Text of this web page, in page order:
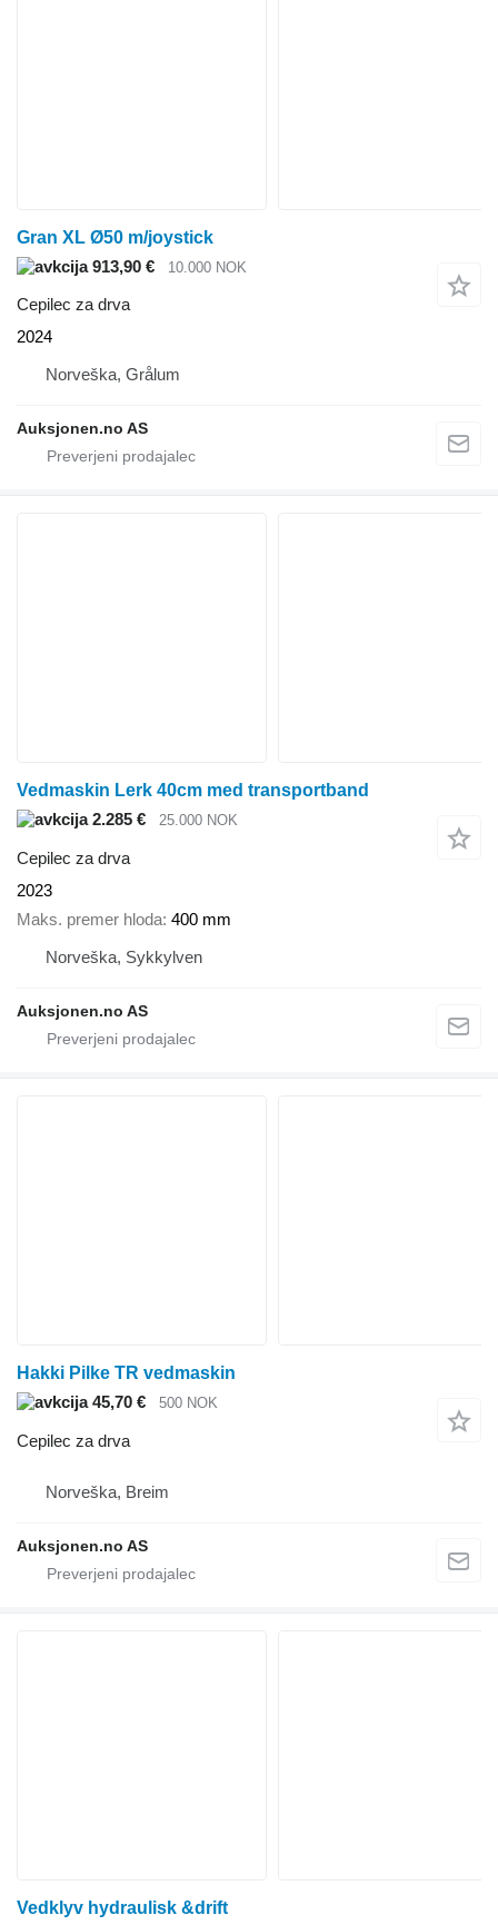
Gran XL Ø50 m/joystick
913,90 €
10.000 NOK
Cepilec za drva
2024
Norveška, Grålum
Auksjonen.no AS
Vedmaskin Lerk 40cm med transportband
2.285 €
25.000 NOK
Cepilec za drva
2023
Maks. premer hloda 400 mm
Norveška, Sykkylven
Auksjonen.no AS
Hakki Pilke TR vedmaskin
45,70 €
500 NOK
Cepilec za drva
Norveška, Breim
Auksjonen.no AS
Vedklyv hydraulisk &drift